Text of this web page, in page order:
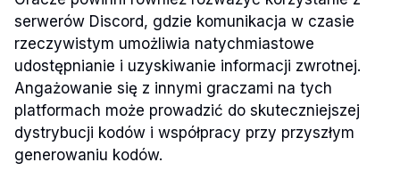
serwerów Discord, gdzie komunikacja w czasie
rzeczywistym umożliwia natychmiastowe
udostępnianie i uzyskiwanie informacji zwrotnej.
Angażowanie się z innymi graczami na tych
platformach może prowadzić do skuteczniejszej
dystrybucji kodów i współpracy przy przyszłym
generowaniu kodów.